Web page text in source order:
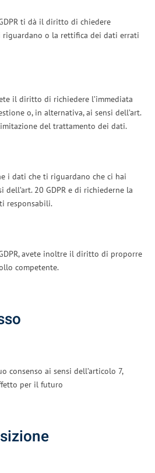
ti dà il diritto di chiedere
riguardano o la rettifica dei dati errati
il diritto di richiedere l’immediata
o, in alternativa, ai sensi dell’art.
del trattamento dei dati.
i dati che ti riguardano che ci hai
20 GDPR e di richiederne la
responsabili.
avete inoltre il diritto di proporre
competente.
consenso ai sensi dell’articolo 7,
per il futuro